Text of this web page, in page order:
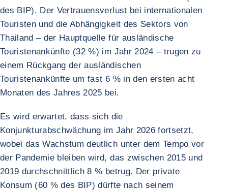
des BIP). Der Vertrauensverlust bei internationalen
Touristen und die Abhängigkeit des Sektors von
Thailand – der Hauptquelle für ausländische
Touristenankünfte (32 %) im Jahr 2024 – trugen zu
einem Rückgang der ausländischen
Touristenankünfte um fast 6 % in den ersten acht
Monaten des Jahres 2025 bei.
Es wird erwartet, dass sich die
Konjunkturabschwächung im Jahr 2026 fortsetzt,
wobei das Wachstum deutlich unter dem Tempo vor
der Pandemie bleiben wird, das zwischen 2015 und
2019 durchschnittlich 8 % betrug. Der private
Konsum (60 % des BIP) dürfte nach seinem